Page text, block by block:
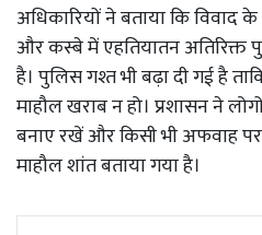
अधिकारियों ने बताया कि विवाद
और कस्बे में एहतियातन अतिरिक्त
है। पुलिस गश्त भी बढ़ा दी गई है
माहौल खराब न हो। प्रशासन ने
बनाए रखें और किसी भी अफवाह
माहौल शांत बताया गया है।